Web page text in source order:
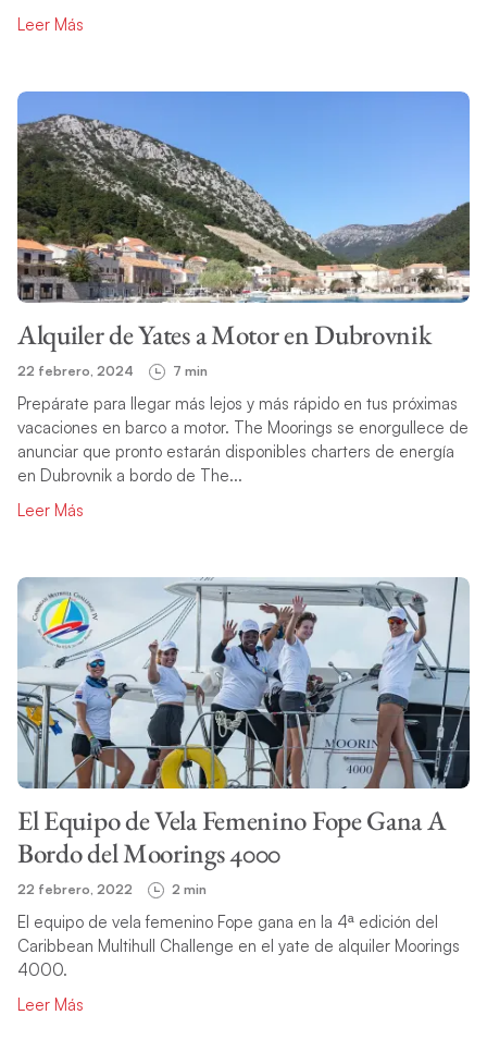
Leer Más
Alquiler de Yates a Motor en Dubrovnik
22 febrero, 2024 7 min
Prepárate para llegar más lejos y más rápido en tus próximas
vacaciones en barco a motor. The Moorings se enorgullece de
anunciar que pronto estarán disponibles charters de energía
en Dubrovnik a bordo de The...
Leer Más
El Equipo de Vela Femenino Fope Gana A
Bordo del Moorings 4000
22 febrero, 2022 2 min
El equipo de vela femenino Fope gana en la 4ª edición del
Caribbean Multihull Challenge en el yate de alquiler Moorings
4000.
Leer Más